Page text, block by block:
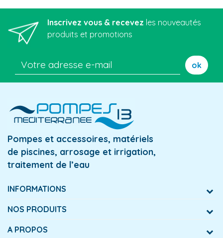
Inscrivez vous & recevez les nouveautés
produits et promotions
ok
Pompes et accessoires, matériels
de piscines, arrosage et irrigation,
traitement de l’eau
INFORMATIONS
NOS PRODUITS
A PROPOS